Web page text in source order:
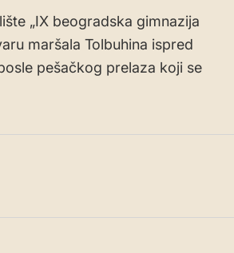
„IX beogradska gimnazija
maršala Tolbuhina ispred
pešačkog prelaza koji se